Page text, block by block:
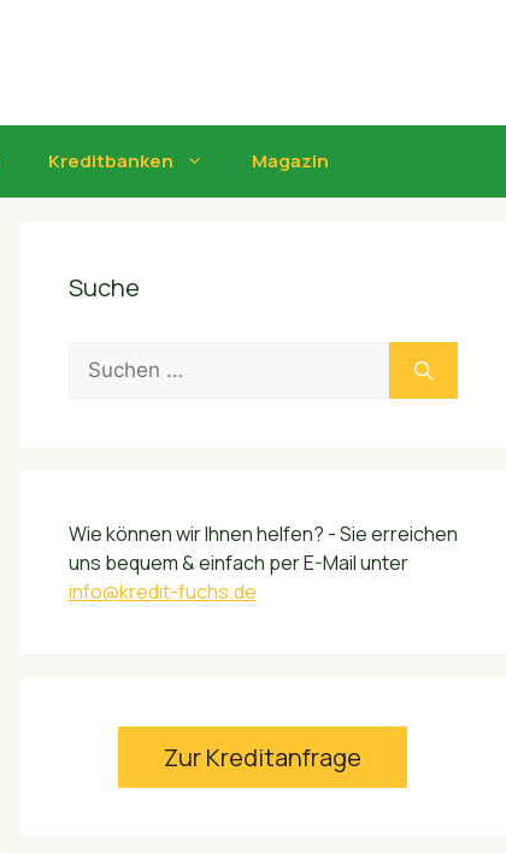
Kreditbanken Magazin
Suche
Suchen
nach:
Wie können wir Ihnen helfen? - Sie erreichen
uns bequem & einfach per E-Mail unter
info@kredit-fuchs.de
Zur Kreditanfrage